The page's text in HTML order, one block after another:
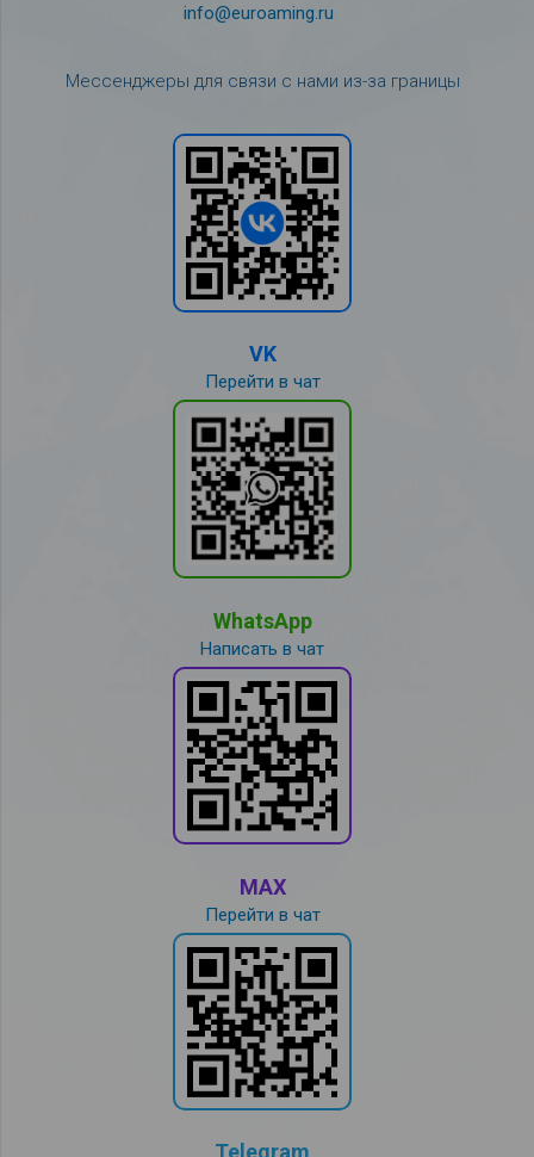
info@euroaming.ru
Мессенджеры для связи с нами из-за границы
VK
Перейти в чат
WhatsApp
Написать в чат
MAX
Перейти в чат
Telegram